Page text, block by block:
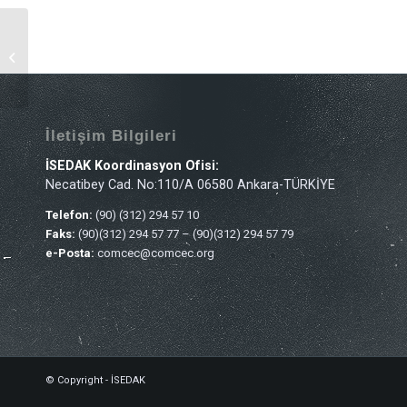
İletişim Bilgileri
İSEDAK Koordinasyon Ofisi:
Necatibey Cad. No:110/A 06580 Ankara-TÜRKİYE
Telefon: (90) (312) 294 57 10
Faks:(90)(312) 294 57 77 – (90)(312) 294 57 79
e-Posta:comcec@comcec.org
© Copyright - İSEDAK
tarihlerinde Ankara’da...